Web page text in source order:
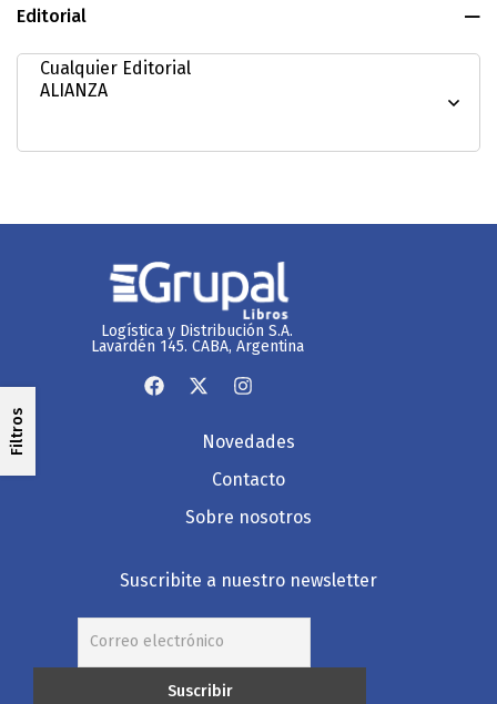
Editorial
Filtros
Logística y Distribución S.A.
Lavardén 145. CABA, Argentina
Novedades
Contacto
Sobre nosotros
Suscribite a nuestro newsletter